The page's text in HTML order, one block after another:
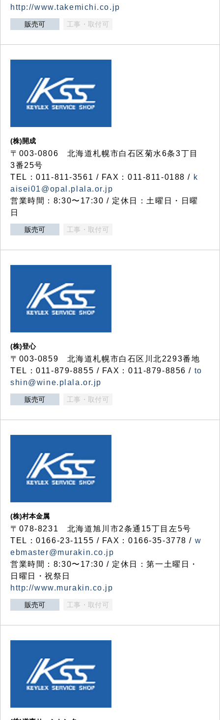
http://www.takemichi.co.jp
販売可 工事・取付可
(株)開成
〒003-0806 北海道札幌市白石区菊水6条3丁目
3番25号
TEL：011-811-3561 / FAX：011-811-0188 / k
aisei01@opal.plala.or.jp
営業時間：8:30〜17:30 / 定休日：土曜日・日曜
日
販売可 工事・取付可
(株)登心
〒003-0859 北海道札幌市白石区川北2293番地
TEL：011-879-8855 / FAX：011-879-8856 / to
shin@wine.plala.or.jp
販売可 工事・取付可
(株)村本金属
〒078-8231 北海道旭川市2条通15丁目左5号
TEL：0166-23-1155 / FAX：0166-35-3778 / w
ebmaster@murakin.co.jp
営業時間：8:30〜17:30 / 定休日：第一土曜日・
日曜日・祝祭日
http://www.murakin.co.jp
販売可 工事・取付可